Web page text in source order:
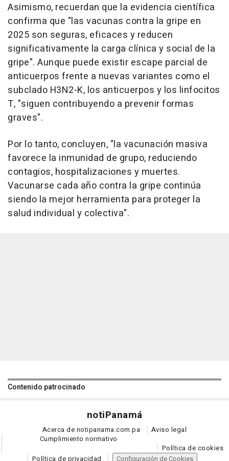
Asimismo, recuerdan que la evidencia científica
confirma que "las vacunas contra la gripe en
2025 son seguras, eficaces y reducen
significativamente la carga clínica y social de la
gripe". Aunque puede existir escape parcial de
anticuerpos frente a nuevas variantes como el
subclado H3N2-K, los anticuerpos y los linfocitos
T, "siguen contribuyendo a prevenir formas
graves".
Por lo tanto, concluyen, "la vacunación masiva
favorece la inmunidad de grupo, reduciendo
contagios, hospitalizaciones y muertes.
Vacunarse cada año contra la gripe continúa
siendo la mejor herramienta para proteger la
salud individual y colectiva".
Contenido patrocinado
notiPanamá
Acerca de notipanama.com.pa
Aviso legal
Cumplimiento normativo
Política de cookies
Política de privacidad
Configuración de Cookies